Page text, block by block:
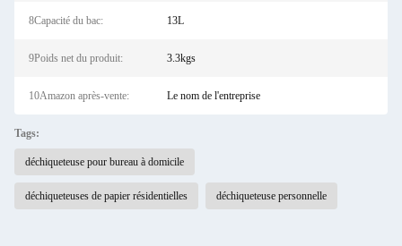
8Capacité du bac: 13L
9Poids net du produit: 3.3kgs
10Amazon après-vente: Le nom de l'entreprise
Tags:
déchiqueteuse pour bureau à domicile
déchiqueteuses de papier résidentielles déchiqueteuse personnelle